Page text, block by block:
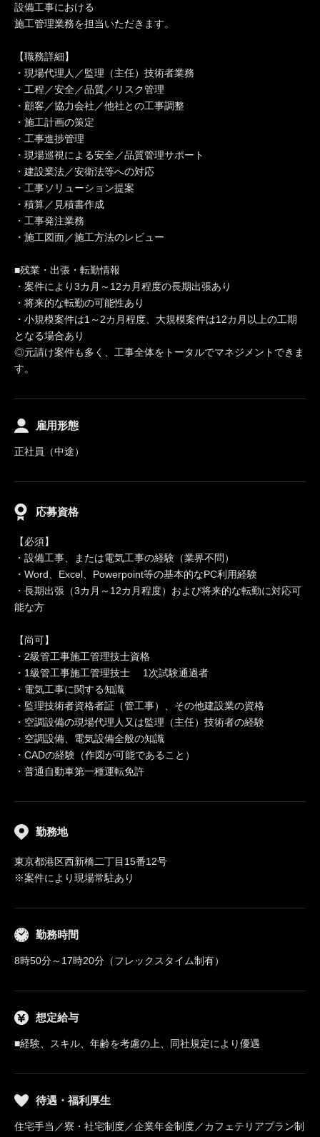
設備工事における
施工管理業務を担当いただきます。
【職務詳細】
・現場代理人／監理（主任）技術者業務
・工程／安全／品質／リスク管理
・顧客／協力会社／他社との工事調整
・施工計画の策定
・工事進捗管理
・現場巡視による安全／品質管理サポート
・建設業法／安衛法等への対応
・工事ソリューション提案
・積算／見積書作成
・工事発注業務
・施工図面／施工方法のレビュー
■残業・出張・転勤情報
・案件により3カ月～12カ月程度の長期出張あり
・将来的な転勤の可能性あり
・小規模案件は1～2カ月程度、大規模案件は12カ月以上の工期
となる場合あり
◎元請け案件も多く、工事全体をトータルでマネジメントできま
す。
雇用形態
正社員（中途）
応募資格
【必須】
・設備工事、または電気工事の経験（業界不問）
・Word、Excel、Powerpoint等の基本的なPC利用経験
・長期出張（3カ月～12カ月程度）および将来的な転勤に対応可
能な方
【尚可】
・2級管工事施工管理技士資格
・1級管工事施工管理技士 1次試験通過者
・電気工事に関する知識
・監理技術者資格者証（管工事）、その他建設業の資格
・空調設備の現場代理人又は監理（主任）技術者の経験
・空調設備、電気設備全般の知識
・CADの経験（作図が可能であること）
・普通自動車第一種運転免許
勤務地
東京都港区西新橋二丁目15番12号
※案件により現場常駐あり
勤務時間
8時50分～17時20分（フレックスタイム制有）
想定給与
■経験、スキル、年齢を考慮の上、同社規定により優遇
待遇・福利厚生
住宅手当／寮・社宅制度／企業年金制度／カフェテリアプラン制